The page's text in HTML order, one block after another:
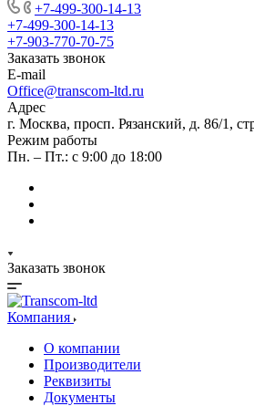
+7-499-300-14-13
+7-499-300-14-13
+7-903-770-70-75
Заказать звонок
E-mail
Office@transcom-ltd.ru
Адрес
г. Москва, просп. Рязанский, д. 86/1,
Режим работы
Пн. – Пт.: с 9:00 до 18:00
Заказать звонок
Компания
О компании
Производители
Реквизиты
Документы